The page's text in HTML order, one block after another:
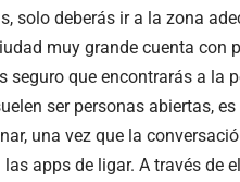
solo deberás ir a la zona
muy grande cuenta
seguro que encontrarás a la
ser personas abiertas,
una vez que la
apps de ligar. A través de